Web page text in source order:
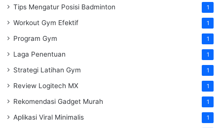
Tips Mengatur Posisi Badminton 1
Workout Gym Efektif 1
Program Gym 1
Laga Penentuan 1
Strategi Latihan Gym 1
Review Logitech MX 1
Rekomendasi Gadget Murah 1
Aplikasi Viral Minimalis 1